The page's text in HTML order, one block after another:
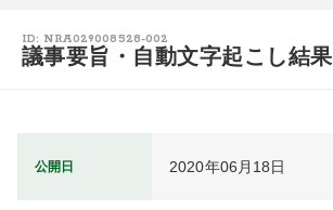
ID: NRA029008528-002
議事要旨・自動文字起こし結果
公開日 2020年06月18日